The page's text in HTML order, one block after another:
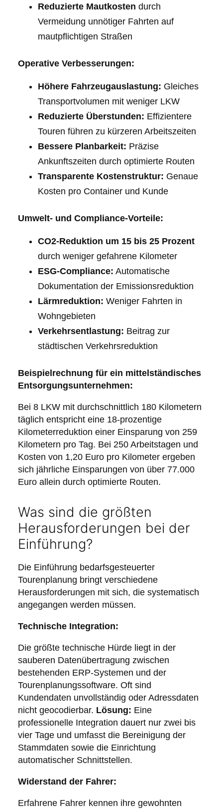
Reduzierte Mautkosten durch
Vermeidung unnötiger Fahrten auf
mautpflichtigen Straßen
Operative Verbesserungen:
Höhere Fahrzeugauslastung: Gleiches
Transportvolumen mit weniger LKW
Reduzierte Überstunden: Effizientere
Touren führen zu kürzeren Arbeitszeiten
Bessere Planbarkeit: Präzise
Ankunftszeiten durch optimierte Routen
Transparente Kostenstruktur: Genaue
Kosten pro Container und Kunde
Umwelt- und Compliance-Vorteile:
CO2-Reduktion um 15 bis 25 Prozent
durch weniger gefahrene Kilometer
ESG-Compliance: Automatische
Dokumentation der Emissionsreduktion
Lärmreduktion: Weniger Fahrten in
Wohngebieten
Verkehrsentlastung: Beitrag zur
städtischen Verkehrsreduktion
Beispielrechnung für ein mittelständisches
Entsorgungsunternehmen:
Bei 8 LKW mit durchschnittlich 180 Kilometern
täglich entspricht eine 18-prozentige
Kilometerreduktion einer Einsparung von 259
Kilometern pro Tag. Bei 250 Arbeitstagen und
Kosten von 1,20 Euro pro Kilometer ergeben
sich jährliche Einsparungen von über 77.000
Euro allein durch optimierte Routen.
Was sind die größten
Herausforderungen bei der
Einführung?
Die Einführung bedarfsgesteuerter
Tourenplanung bringt verschiedene
Herausforderungen mit sich, die systematisch
angegangen werden müssen.
Technische Integration:
Die größte technische Hürde liegt in der
sauberen Datenübertragung zwischen
bestehenden ERP-Systemen und der
Tourenplanungssoftware. Oft sind
Kundendaten unvollständig oder Adressdaten
nicht geocodierbar. Lösung: Eine
professionelle Integration dauert nur zwei bis
vier Tage und umfasst die Bereinigung der
Stammdaten sowie die Einrichtung
automatischer Schnittstellen.
Widerstand der Fahrer:
Erfahrene Fahrer kennen ihre gewohnten